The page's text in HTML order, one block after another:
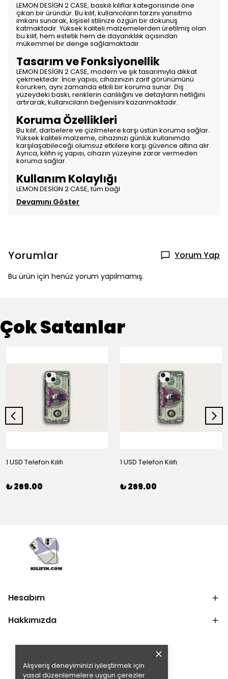
Alışveriş deneyiminizi iyileştirmek için
yasal düzenlemelere uygun çerezler
LEMON DESİGN 2 CASE, baskılı kılıflar kategorisinde öne
çıkan bir üründür. Bu kılıf, kullanıcıların tarzını yansıtma
imkanı sunarak, kişisel stilinize özgün bir dokunuş
katmaktadır. Yüksek kaliteli malzemelerden üretilmiş olan
bu kılıf, hem estetik hem de dayanıklılık açısından
mükemmel bir denge sağlamaktadır.
Tasarım ve Fonksiyonellik
LEMON DESİGN 2 CASE, modern ve şık tasarımıyla dikkat
çekmektedir. İnce yapısı, cihazınızın zarif görünümünü
korurken, aynı zamanda etkili bir koruma sunar. Dış
yüzeydeki baskı, renklerin canlılığını ve detayların netliğini
artırarak, kullanıcıların beğenisini kazanmaktadır.
Koruma Özellikleri
Bu kılıf, darbelere ve çizilmelere karşı üstün koruma sağlar.
Yüksek kaliteli malzeme, cihazınızı günlük kullanımda
karşılaşabileceği olumsuz etkilere karşı güvence altına alır.
Ayrıca, kılıfın iç yapısı, cihazın yüzeyine zarar vermeden
koruma sağlar.
Kullanım Kolaylığı
LEMON DESİGN 2 CASE, tüm bağl
Devamını Göster
Yorumlar Yorum Yap
Bu ürün için henüz yorum yapılmamış.
Çok Satanlar
1 USD Telefon Kılıfı
₺ 269.00
1 USD Telefon Kılıfı
₺ 269.00
Hesabım
Hakkımızda